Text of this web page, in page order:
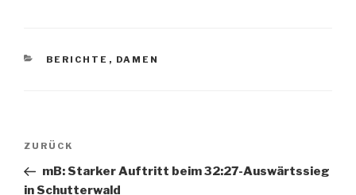
BERICHTE , DAMEN
ZURÜCK
mB: Starker Auftritt beim 32:27-Auswärtssieg
in Schutterwald